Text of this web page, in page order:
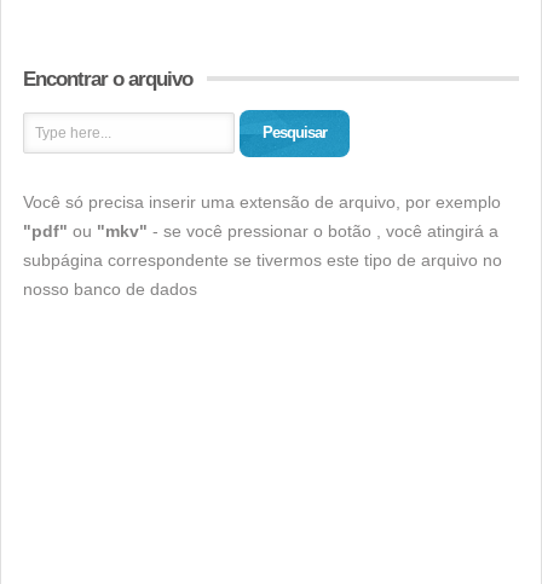
Encontrar o arquivo
Pesquisar
Você só precisa inserir uma extensão de arquivo, por exemplo
"pdf" ou "mkv" - se você pressionar o botão , você atingirá a
subpágina correspondente se tivermos este tipo de arquivo no
nosso banco de dados